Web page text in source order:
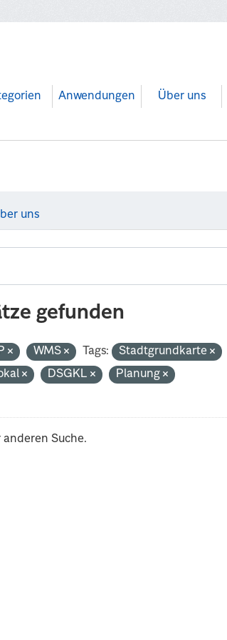
Anwendungen Über uns
uns
gefunden
WMS Tags:
Stadtgrundkarte
DSGKL
Planung
Suche.